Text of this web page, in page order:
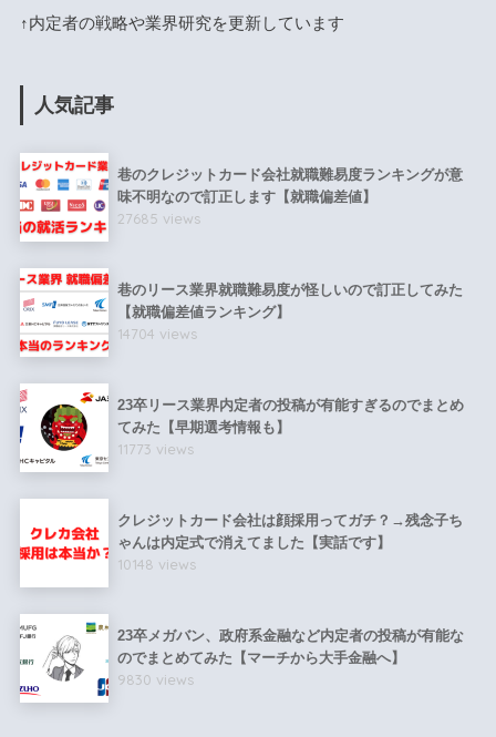
↑内定者の戦略や業界研究を更新しています
人気記事
巷のクレジットカード会社就職難易度ランキングが意
味不明なので訂正します【就職偏差値】
27685 views
巷のリース業界就職難易度が怪しいので訂正してみた
【就職偏差値ランキング】
14704 views
23卒リース業界内定者の投稿が有能すぎるのでまとめ
てみた【早期選考情報も】
11773 views
クレジットカード会社は顔採用ってガチ？→残念子ち
ゃんは内定式で消えてました【実話です】
10148 views
23卒メガバン、政府系金融など内定者の投稿が有能な
のでまとめてみた【マーチから大手金融へ】
9830 views